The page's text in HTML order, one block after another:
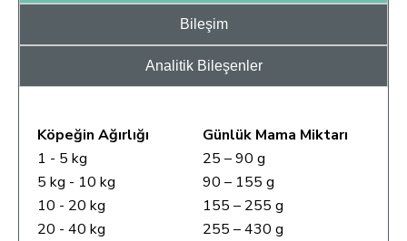
Bileşim
Analitik Bileşenler
Köpeğin Ağırlığı
Günlük Mama Miktarı
1 - 5 kg
25 – 90 g
5 kg - 10 kg
90 – 155 g
10 - 20 kg
155 – 255 g
20 - 40 kg
255 – 430 g